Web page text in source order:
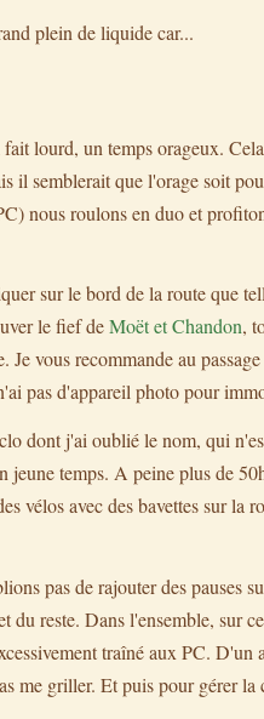
plein de liquide car...
lourd, un temps orageux.
il semblerait que l'orage soit
nous roulons en duo et
sur le bord de la route que
le fief deMoët et Chandon,
Je vous recommande au
pas d'appareil photo pour
dont j'ai oublié le nom, qui
temps. A peine plus de
vélos avec des bavettes sur la
pas de rajouter des pauses
reste. Dans l'ensemble, sur
traîné aux PC.
me griller. Et puis pour gérer la